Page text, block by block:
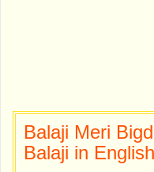
Balaji Meri
Balaji in English